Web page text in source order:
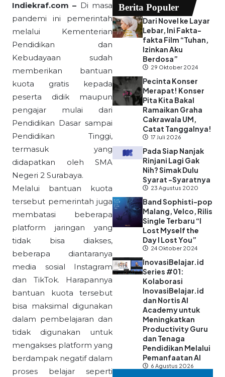
Indiekraf.com – Di masa
pandemi ini pemerintah
melalui Kementerian
Pendidikan dan
Kebudayaan sudah
memberikan bantuan
kuota gratis kepada
peserta didik maupun
pengajar mulai dari
Pendidikan Dasar sampai
Pendidikan Tinggi,
termasuk yang
didapatkan oleh SMA
Negeri 2 Surabaya.
Melalui bantuan kuota
tersebut pemerintah juga
membatasi beberapa
platform jaringan yang
tidak bisa diakses,
beberapa diantaranya
media sosial Instagram
dan TikTok. Harapannya
bantuan kuota tersebut
bisa maksimal digunakan
dalam pembelajaran dan
tidak digunakan untuk
mengakses platform yang
berdampak negatif dalam
proses belajar seperti
Berita Populer
Dari Novel ke Layar
Lebar, Ini Fakta-
fakta Film “Tuhan,
Izinkan Aku
Berdosa”
29 Oktober 2024
Pecinta Konser
Merapat! Konser
Pita Kita Bakal
Ramaikan Graha
Cakrawala UM,
Catat Tanggalnya!
17 Juli 2026
Pada Siap Nanjak
Rinjani Lagi Gak
Nih? Simak Dulu
Syarat -Syaratnya
23 Agustus 2020
Band Sophisti-pop
Malang, Velco, Rilis
Single Terbaru “I
Lost Myself the
Day I Lost You”
24 Oktober 2024
InovasiBelajar.id
Series #01:
Kolaborasi
InovasiBelajar.id
dan Nortis AI
Academy untuk
Meningkatkan
Productivity Guru
dan Tenaga
Pendidikan Melalui
Pemanfaatan AI
6 Agustus 2026